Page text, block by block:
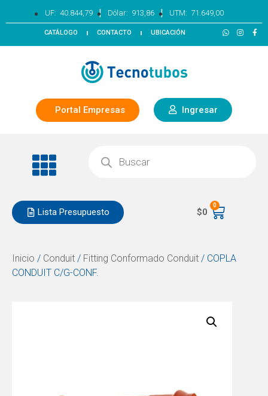
UF: 40.844,79 | Dólar: 913,86 | UTM: 71.649,00
CATÁLOGO CONTACTO UBICACIÓN
Portal Empresas Ingresar
Lista Presupuesto $0
0
Inicio / Conduit / Fitting Conformado Conduit / COPLA
CONDUIT C/G-CONF.